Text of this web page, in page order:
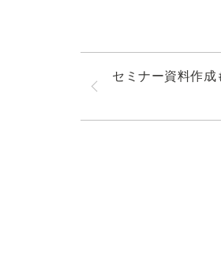
セミナー資料作